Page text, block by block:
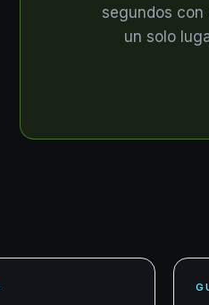
segundos con
un solo